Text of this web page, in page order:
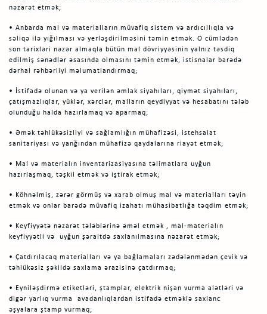
nəzarət etmək;
• Anbarda mal və materialların müvafiq sistem və ardıcıllıqla və
səliqə ilə yığılması və yerləşdirilməsini təmin etmək. O cümlədən
son tarixləri nəzər almaqla bütün mal dövriyyəsinin yalnız təsdiq
edilmiş sənədlər əsasında olmasını təmin etmək, istisnalar barədə
dərhal rəhbərliyi məlumatlandırmaq;
• İstifadə olunan və ya verilən əmlak siyahıları, qiymət siyahıları,
çatışmazlıqlar, yüklər, xərclər, malların qeydiyyat və hesabatını tələb
olunduğu halda hazırlamaq və aparmaq;
• Əmək təhlükəsizliyi və sağlamlığın mühafizəsi, istehsalat
sanitariyası və yanğından mühafizə qaydalarına riayət etmək;
• Mal və materialın inventarizasiyasına təlimatlara uyğun
hazırlaşmaq, təşkil etmək və iştirak etmək;
• Köhnəlmiş, zərər görmüş və xarab olmuş mal və materialları təyin
etmək və onlar barədə müvafiq izahatı mühasibatlığa təqdim etmək;
• Keyfiyyətə nəzarət tələblərinə əməl etmək , mal-materialın
keyfiyyətli və uyğun şəraitdə saxlanılmasına nəzarət etmək;
• Çatdırılacaq materialları və ya bağlamaları zədələnmədən çevik və
təhlükəsiz şəkildə saxlama ərazisinə çatdırmaq;
• Eyniləşdirmə etiketləri, ştamplar, elektrik nişan vurma alətləri və
digər yarlıq vurma avadanlıqlardan istifadə etməklə saxlanc
əşyalara ştamp vurmaq;